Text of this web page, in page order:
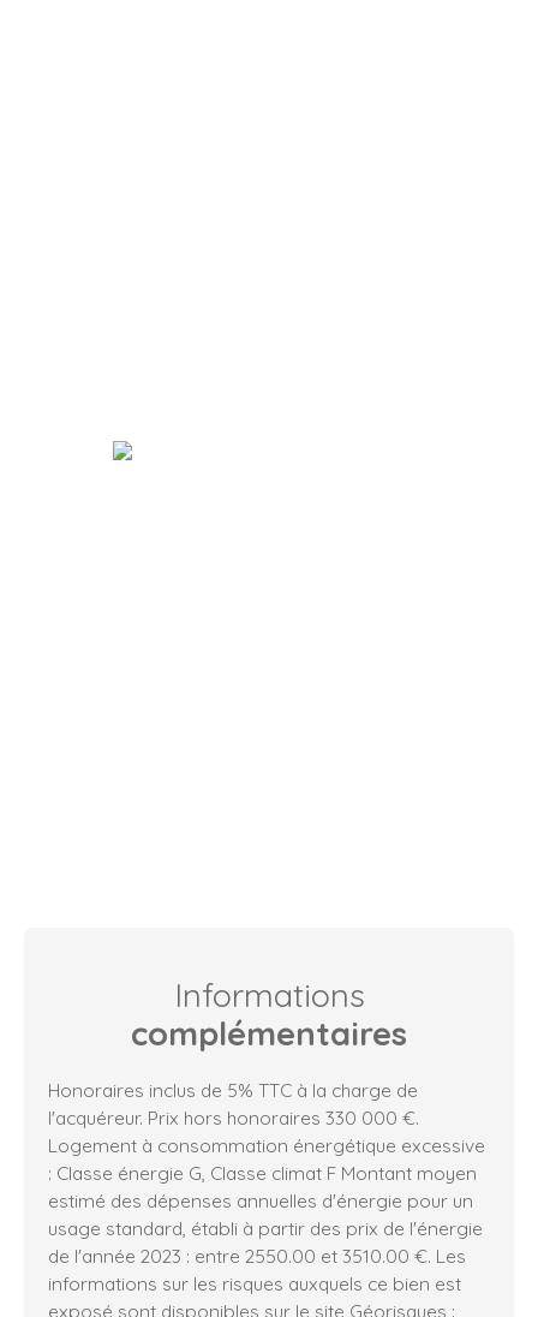
Informations
complémentaires
Honoraires inclus de 5% TTC à la charge de
l'acquéreur. Prix hors honoraires 330 000 €.
Logement à consommation énergétique excessive
: Classe énergie G, Classe climat F Montant moyen
estimé des dépenses annuelles d'énergie pour un
usage standard, établi à partir des prix de l'énergie
de l'année 2023 : entre 2550.00 et 3510.00 €. Les
informations sur les risques auxquels ce bien est
exposé sont disponibles sur le site Géorisques :